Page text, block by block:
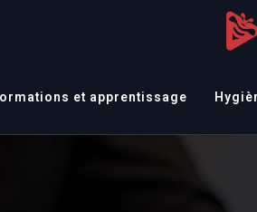
et apprentissage